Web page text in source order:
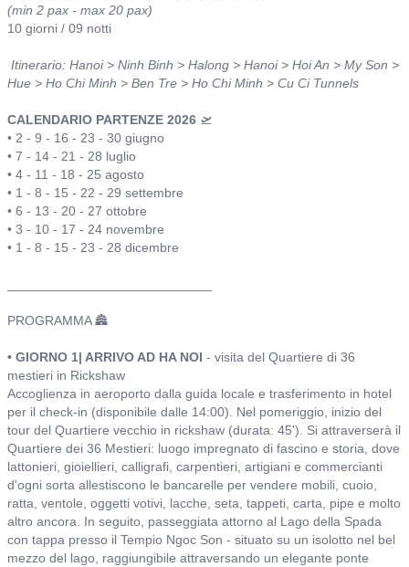
(min 2 pax - max 20 pax)
10 giorni / 09 notti
Itinerario: Hanoi > Ninh Binh > Halong > Hanoi > Hoi An > My Son >
Hue > Ho Chi Minh > Ben Tre > Ho Chi Minh > Cu Ci Tunnels
CALENDARIO PARTENZE 2026 🛫
• 2 - 9 - 16 - 23 - 30 giugno
• 7 - 14 - 21 - 28 luglio
• 4 - 11 - 18 - 25 agosto
• 1 - 8 - 15 - 22 - 29 settembre
• 6 - 13 - 20 - 27 ottobre
• 3 - 10 - 17 - 24 novembre
• 1 - 8 - 15 - 23 - 28 dicembre
PROGRAMMA 🏯
• GIORNO 1| ARRIVO AD HA NOI - visita del Quartiere di 36
mestieri in Rickshaw
Accoglienza in aeroporto dalla guida locale e trasferimento in hotel
per il check-in (disponibile dalle 14:00). Nel pomeriggio, inizio del
tour del Quartiere vecchio in rickshaw (durata: 45'). Si attraverserà il
Quartiere dei 36 Mestieri: luogo impregnato di fascino e storia, dove
lattonieri, gioiellieri, calligrafi, carpentieri, artigiani e commercianti
d'ogni sorta allestiscono le bancarelle per vendere mobili, cuoio,
ratta, ventole, oggetti votivi, lacche, seta, tappeti, carta, pipe e molto
altro ancora. In seguito, passeggiata attorno al Lago della Spada
con tappa presso il Tempio Ngoc Son - situato su un isolotto nel bel
mezzo del lago, raggiungibile attraversando un elegante ponte